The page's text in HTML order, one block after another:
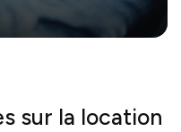
sur la location